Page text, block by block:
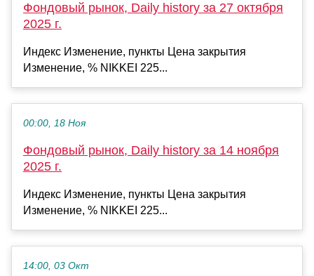
Фондовый рынок, Daily history за 27 октября
2025 г.
Индекс Изменение, пункты Цена закрытия
Изменение, % NIKKEI 225...
00:00, 18 Ноя
Фондовый рынок, Daily history за 14 ноября
2025 г.
Индекс Изменение, пункты Цена закрытия
Изменение, % NIKKEI 225...
14:00, 03 Окт